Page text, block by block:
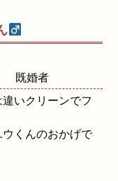
既婚者
いクリーンでフ
くんのおかげで